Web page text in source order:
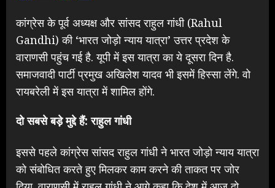
कांग्रेस के पूर्व अध्यक्ष और सांसद राहुल गांधी (Rahul
Gandhi) की ‘भारत जोड़ो न्याय यात्रा’ उत्तर प्रदेश के
वाराणसी पहुंच गई है. यूपी में इस यात्रा का ये दूसरा दिन है.
समाजवादी पार्टी प्रमुख अखिलेश यादव भी इसमें हिस्सा लेंगे. वो
रायबरेली में इस यात्रा में शामिल होंगे.
दो सबसे बड़े मुद्दे हैं: राहुल गांधी
इससे पहले कांग्रेस सांसद राहुल गांधी ने भारत जोड़ो न्याय यात्रा
को संबोधित करते हुए मिलकर काम करने की ताकत पर जोर